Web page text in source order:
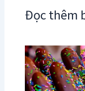
Đọc thêm